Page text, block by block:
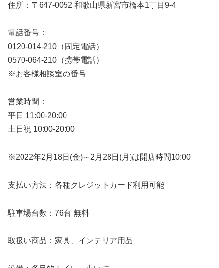
住所：〒647-0052 和歌山県新宮市橋本1丁目9-4
電話番号：
0120-014-210（固定電話）
0570-064-210（携帯電話）
※お客様相談室の番号
営業時間：
平日 11:00-20:00
土日祝 10:00-20:00
※2022年2月18日(金)～2月28日(月)は開店時間10:00
支払い方法：各種クレジットカード利用可能
駐車場台数：76台 無料
取扱い商品：家具、インテリア用品